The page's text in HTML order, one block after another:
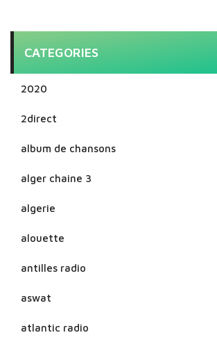
CATEGORIES
2020
2direct
album de chansons
alger chaine 3
algerie
alouette
antilles radio
aswat
atlantic radio